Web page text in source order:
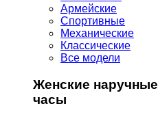
Армейские
Спортивные
Механические
Классические
Все модели
Женские наручные
часы